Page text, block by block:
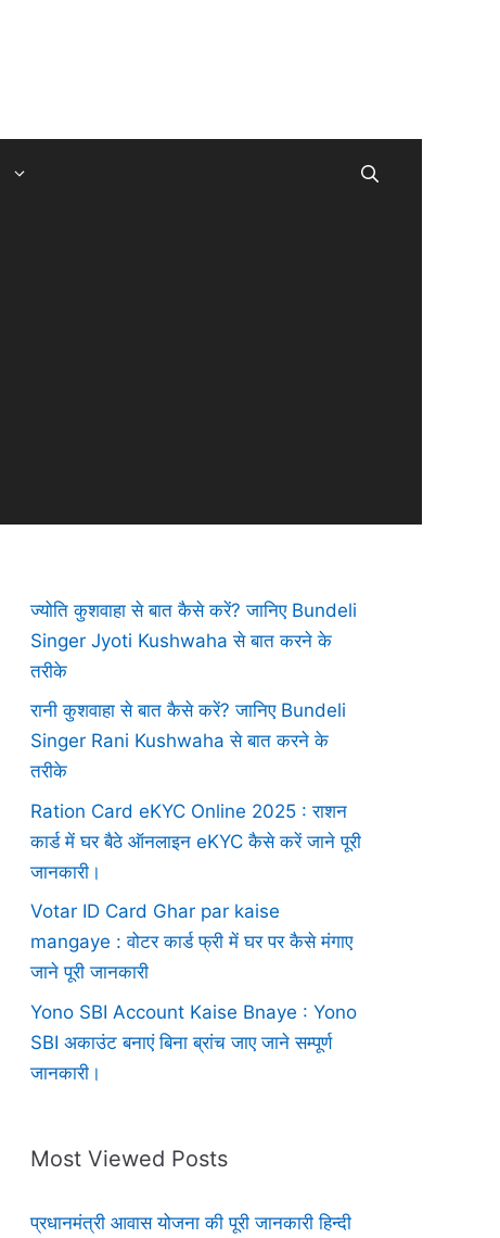
ज्योति कुशवाहा से बात कैसे करें? जानिए Bundeli
Singer Jyoti Kushwaha से बात करने के
तरीके
रानी कुशवाहा से बात कैसे करें? जानिए Bundeli
Singer Rani Kushwaha से बात करने के
तरीके
Ration Card eKYC Online 2025 : राशन
कार्ड में घर बैठे ऑनलाइन eKYC कैसे करें जाने पूरी
जानकारी।
Votar ID Card Ghar par kaise
mangaye : वोटर कार्ड फ्री में घर पर कैसे मंगाए
जाने पूरी जानकारी
Yono SBI Account Kaise Bnaye : Yono
SBI अकाउंट बनाएं बिना ब्रांच जाए जाने सम्पूर्ण
जानकारी।
Most Viewed Posts
प्रधानमंत्री आवास योजना की पूरी जानकारी हिन्दी